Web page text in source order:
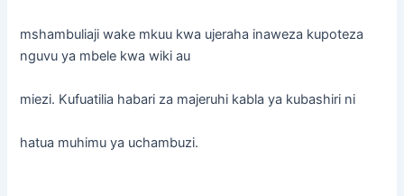
mshambuliaji wake mkuu kwa ujeraha inaweza kupoteza
nguvu ya mbele kwa wiki au
miezi. Kufuatilia habari za majeruhi kabla ya kubashiri ni
hatua muhimu ya uchambuzi.